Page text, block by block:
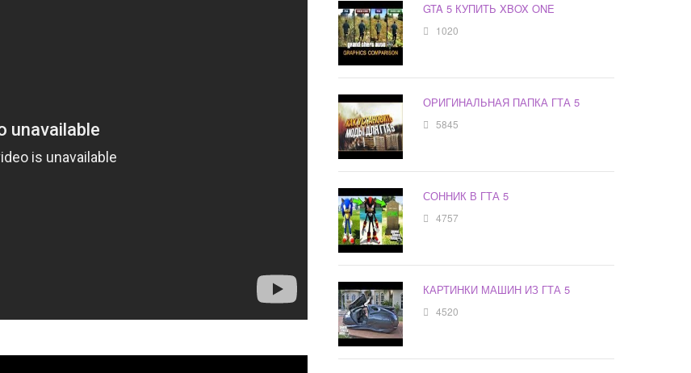
GTA 5 КУПИТЬ XBOX ONE
1020
ОРИГИНАЛЬНАЯ ПАПКА ГТА 5
5845
СОННИК В ГТА 5
4757
КАРТИНКИ МАШИН ИЗ ГТА 5
4520